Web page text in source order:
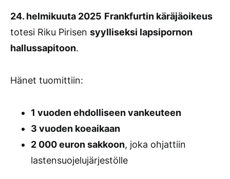
24. helmikuuta 2025 Frankfurtin käräjäoikeus
totesi Riku Pirisen syylliseksi lapsipornon
hallussapitoon.
Hänet tuomittiin:
1 vuoden ehdolliseen vankeuteen
3 vuoden koeaikaan
2 000 euron sakkoon, joka ohjattiin
lastensuojelujärjestölle